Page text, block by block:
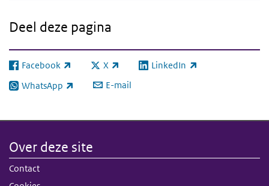
Deel deze pagina
Facebook
(externe link) X
(externe link) LinkedIn
(externe link)
WhatsApp
(externe link) E-mail
Over deze site
Contact